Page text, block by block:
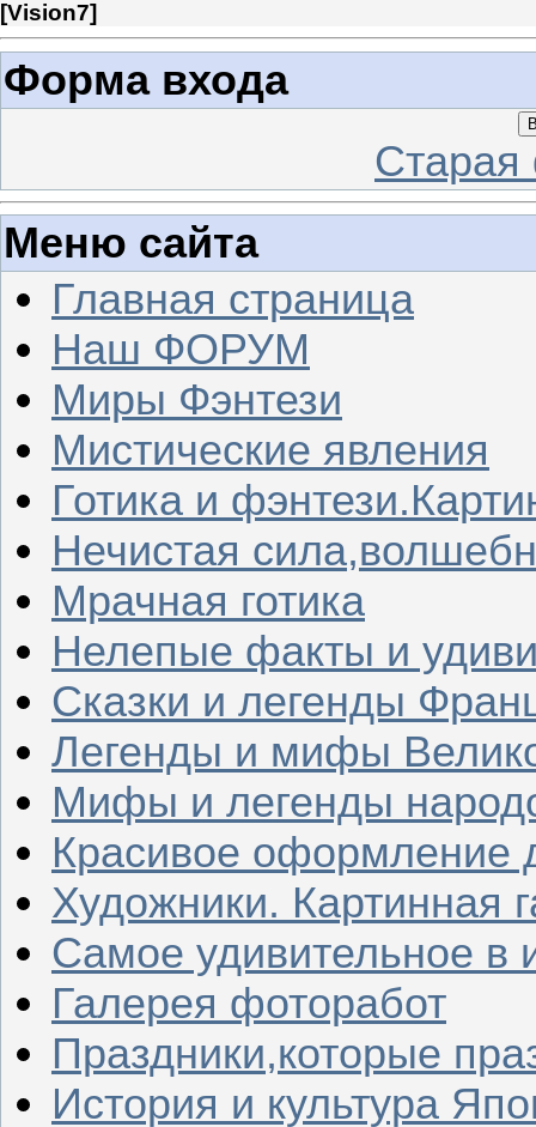
[Vision7]
Форма входа
Меню сайта
Главная страница
Наш ФОРУМ
Миры Фэнтези
Мистические явления
Готика и
Нечистая
Мрачная готика
Нелепые факты и
Сказки и легенды
Легенды и мифы
Мифы и легенды
Красивое оформление
Художники. Картинная
Самое удивительное в
Галерея фоторабот
Праздники,которые
История и культура